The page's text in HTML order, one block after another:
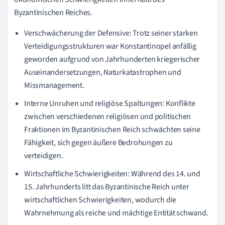
Byzantinischen Reiches.
Verschwächerung der Defensive: Trotz seiner starken
Verteidigungsstrukturen war Konstantinopel anfällig
geworden aufgrund von Jahrhunderten kriegerischer
Auseinandersetzungen, Naturkatastrophen und
Missmanagement.
Interne Unruhen und religiöse Spaltungen: Konflikte
zwischen verschiedenen religiösen und politischen
Fraktionen im Byzantinischen Reich schwächten seine
Fähigkeit, sich gegen äußere Bedrohungen zu
verteidigen.
Wirtschaftliche Schwierigkeiten: Während des 14. und
15. Jahrhunderts litt das Byzantinische Reich unter
wirtschaftlichen Schwierigkeiten, wodurch die
Wahrnehmung als reiche und mächtige Entität schwand.